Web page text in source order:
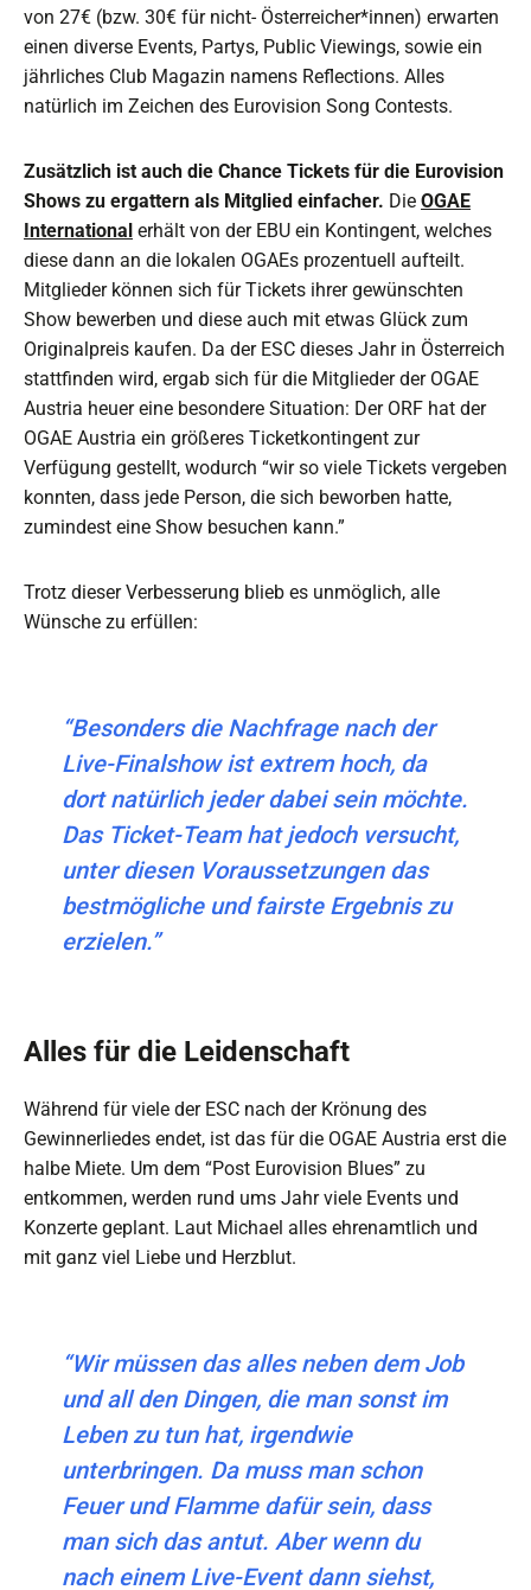
von 27€ (bzw. 30€ für nicht- Österreicher*innen) erwarten
einen diverse Events, Partys, Public Viewings, sowie ein
jährliches Club Magazin namens Reflections. Alles
natürlich im Zeichen des Eurovision Song Contests.
Zusätzlich ist auch die Chance Tickets für die Eurovision
Shows zu ergattern als Mitglied einfacher. Die OGAE
International erhält von der EBU ein Kontingent, welches
diese dann an die lokalen OGAEs prozentuell aufteilt.
Mitglieder können sich für Tickets ihrer gewünschten
Show bewerben und diese auch mit etwas Glück zum
Originalpreis kaufen. Da der ESC dieses Jahr in Österreich
stattfinden wird, ergab sich für die Mitglieder der OGAE
Austria heuer eine besondere Situation: Der ORF hat der
OGAE Austria ein größeres Ticketkontingent zur
Verfügung gestellt, wodurch “wir so viele Tickets vergeben
konnten, dass jede Person, die sich beworben hatte,
zumindest eine Show besuchen kann.”
Trotz dieser Verbesserung blieb es unmöglich, alle
Wünsche zu erfüllen:
“Besonders die Nachfrage nach der
Live-Finalshow ist extrem hoch, da
dort natürlich jeder dabei sein möchte.
Das Ticket-Team hat jedoch versucht,
unter diesen Voraussetzungen das
bestmögliche und fairste Ergebnis zu
erzielen.”
Alles für die Leidenschaft
Während für viele der ESC nach der Krönung des
Gewinnerliedes endet, ist das für die OGAE Austria erst die
halbe Miete. Um dem “Post Eurovision Blues” zu
entkommen, werden rund ums Jahr viele Events und
Konzerte geplant. Laut Michael alles ehrenamtlich und
mit ganz viel Liebe und Herzblut.
“Wir müssen das alles neben dem Job
und all den Dingen, die man sonst im
Leben zu tun hat, irgendwie
unterbringen. Da muss man schon
Feuer und Flamme dafür sein, dass
man sich das antut. Aber wenn du
nach einem Live-Event dann siehst,